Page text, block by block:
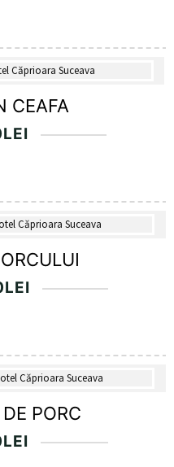
CEAFA
LEI
LEI
PORC
LEI